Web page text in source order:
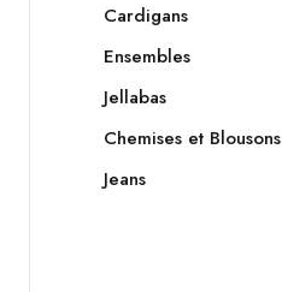
Cardigans
Ensembles
Jellabas
Chemises et Blousons
Jeans